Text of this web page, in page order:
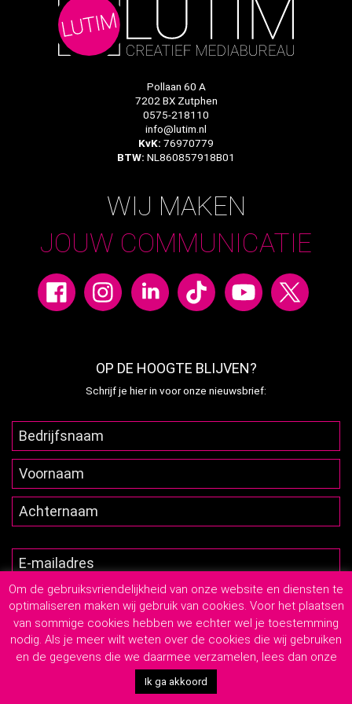
Pollaan 60 A
7202 BX Zutphen
0575-218110
info@lutim.nl
KvK: 76970779
BTW: NL860857918B01
WIJ MAKEN
JOUW COMMUNICATIE
OP DE HOOGTE BLIJVEN?
Schrijf je hier in voor onze nieuwsbrief:
2026 © Lutim Creatief Mediabureau - Privacyverklaring -
Algemene Leveringsvoorwaarden
Om de gebruiksvriendelijkheid van onze website en diensten te
optimaliseren maken wij gebruik van cookies. Voor het plaatsen
van sommige cookies hebben we echter wel je toestemming
nodig. Als je meer wilt weten over de cookies die wij gebruiken
en de gegevens die we daarmee verzamelen, lees dan onze
Ik ga akkoord